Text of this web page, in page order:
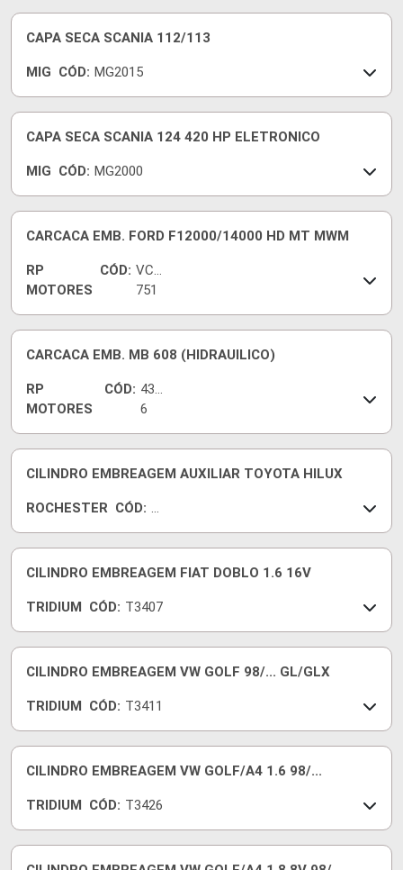
CAPA SECA SCANIA 112/113
MIG CÓD: MG2015
CAPA SECA SCANIA 124 420 HP ELETRONICO
MIG CÓD: MG2000
CARCACA EMB. FORD F12000/14000 HD MT MWM
RP
MOTORES
CÓD: VCE
751
CARCACA EMB. MB 608 (HIDRAUILICO)
RP
MOTORES
CÓD: 439
6
CILINDRO EMBREAGEM AUXILIAR TOYOTA HILUX
ROCHESTER CÓD: 7
5
3
0-
CILINDRO EMBREAGEM FIAT DOBLO 1.6 16V
TRIDIUM CÓD: T3407
CILINDRO EMBREAGEM VW GOLF 98/... GL/GLX
TRIDIUM CÓD: T3411
CILINDRO EMBREAGEM VW GOLF/A4 1.6 98/...
TRIDIUM CÓD: T3426